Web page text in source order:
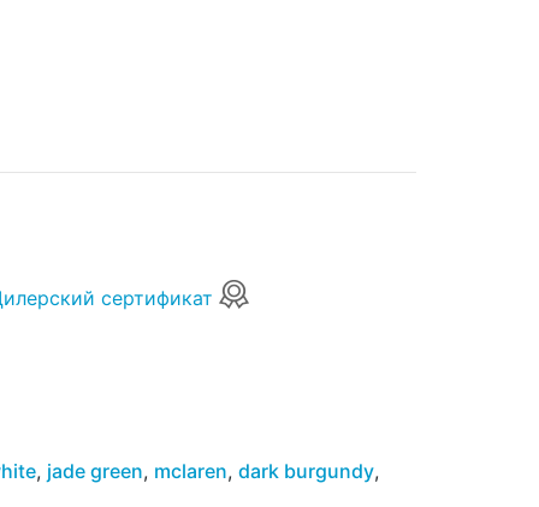
сертификат
, jade green, mclaren, dark burgundy,